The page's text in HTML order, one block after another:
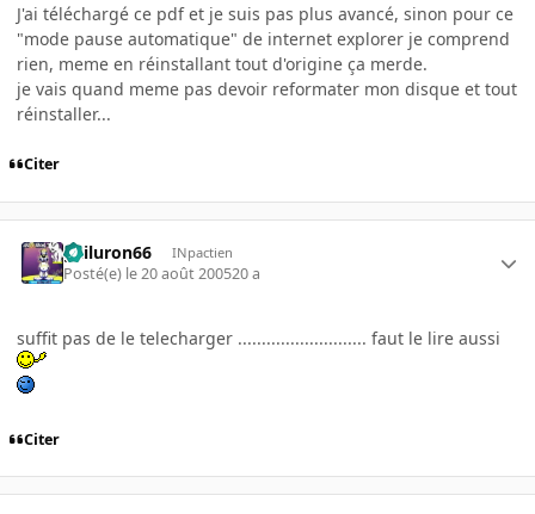
J'ai téléchargé ce pdf et je suis pas plus avancé, sinon pour ce
"mode pause automatique" de internet explorer je comprend
rien, meme en réinstallant tout d'origine ça merde.
je vais quand meme pas devoir reformater mon disque et tout
réinstaller...
Citer
gailuron66 INpactien
Posté(e) le 20 août 200520 a
suffit pas de le telecharger ........................... faut le lire aussi
Citer